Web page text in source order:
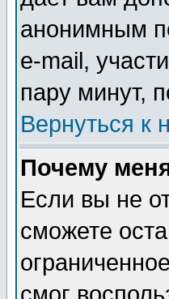
анонимным
e-mail,
пару минут,
Вернуться к
Почему
Если вы не
сможете